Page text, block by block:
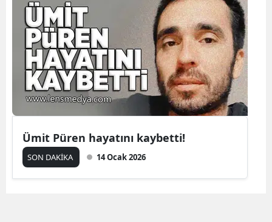
Ümit Püren hayatını kaybetti!
SON DAKİKA 14 Ocak 2026